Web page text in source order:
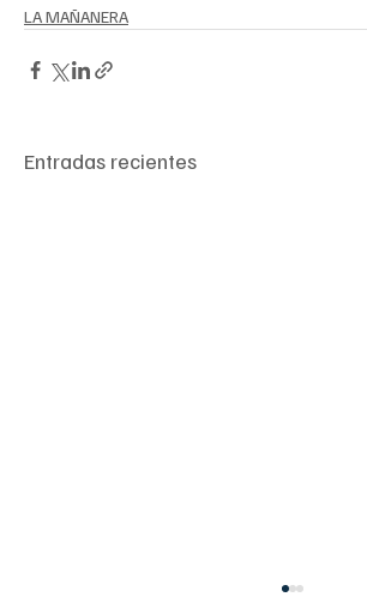
LA MAÑANERA
Entradas recientes